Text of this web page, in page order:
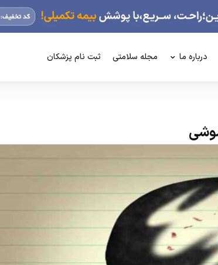
درباره ما مجله سلامتی ثبت نام پزشکان